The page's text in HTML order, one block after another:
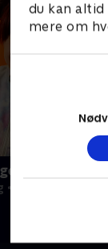
du kan
mere om
- musik
1 sæsoner